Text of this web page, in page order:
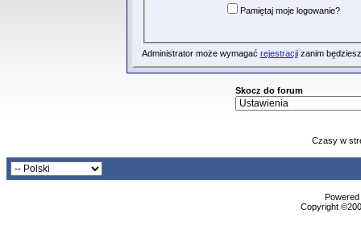
Pamiętaj moje logowanie?
Administrator może wymagać rejestracjizanim
Skocz do forum
Czasy w
Copyright